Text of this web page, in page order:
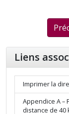
Liens
Imprimer la
Appendice A –
distance de 40